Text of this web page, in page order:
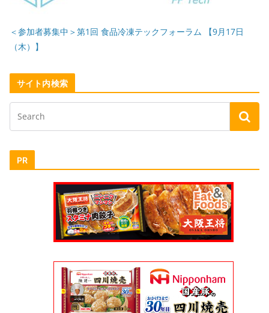
＜参加者募集中＞第1回 食品冷凍テックフォーラム 【9月17日
（木）】
サイト内検索
PR